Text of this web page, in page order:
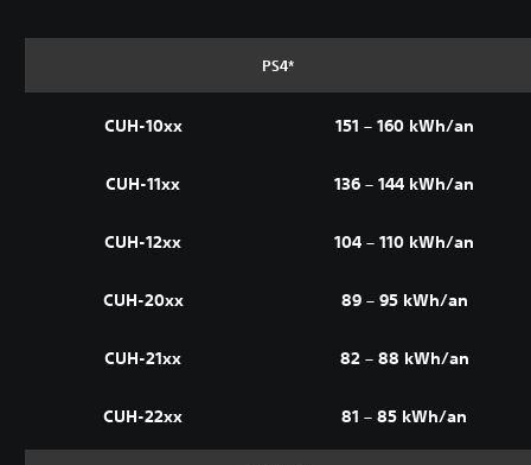
PS4*
CUH-10xx
CUH-11xx
CUH-12xx
CUH-20xx
CUH-21xx
CUH-22xx
151 – 160 kWh/an
136 – 144 kWh/an
104 – 110 kWh/an
89 – 95 kWh/an
82 – 88 kWh/an
81 – 85 kWh/an